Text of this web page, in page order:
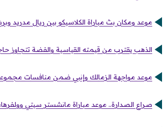
موعد ومكان بث مباراة الكلاسيكو بين ريال مدريد
الذهب يقترب من قيمته القياسية والفضة تتجاوز حاجز 90 دولاراً في تداولات
موعد مواجهة الزمالك وإنبي ضمن منافسات مجموعة
صراع الصدارة.. موعد مباراة مانشستر سيتي